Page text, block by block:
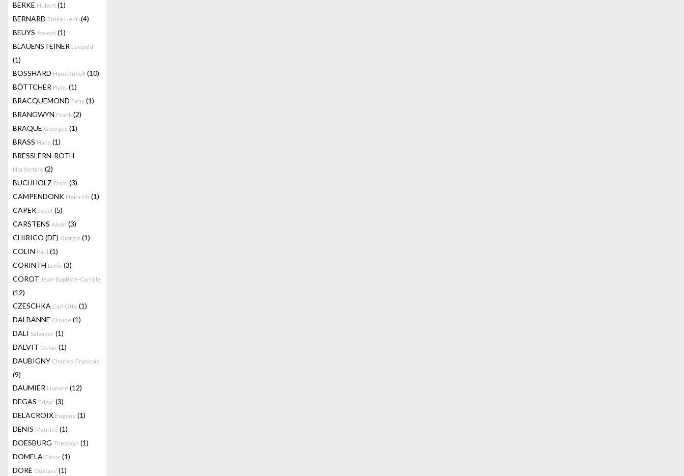
BERKE Hubert (1)
BERNARD Emile Henri (4)
BEUYS Joseph (1)
BLAUENSTEINER Leopold
(1)
BOSSHARD Hans Rudolf(10)
BÖTTCHER Hans (1)
BRACQUEMOND Felix (1)
BRANGWYN Frank (2)
BRAQUE Georges (1)
BRASS Hans (1)
BRESSLERN-ROTH
Norbertine (2)
BUCHHOLZ Erich (3)
CAMPENDONK Heinrich (1)
CAPEK Josef (5)
CARSTENS Alwin (3)
CHIRICO (DE) Giorgio (1)
COLIN Paul (1)
CORINTH Lovis (3)
COROT Jean-Baptiste-Camille
(12)
CZESCHKA Carl Otto (1)
DALBANNE Claude (1)
DALI Salvador (1)
DALVIT Oskar (1)
DAUBIGNY Charles-Francois
(9)
DAUMIER Honoré (12)
DEGAS Edgar (3)
DELACROIX Eugène (1)
DENIS Maurice (1)
DOESBURG Theo Van (1)
DOMELA César (1)
DORÉ Gustave (1)